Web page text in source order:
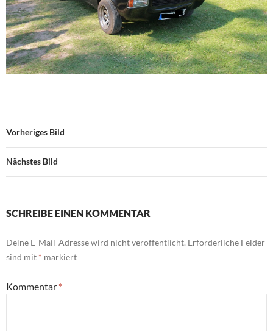
Vorheriges Bild
Nächstes Bild
SCHREIBE EINEN KOMMENTAR
Deine E-Mail-Adresse wird nicht veröffentlicht. Erforderliche Felder
sind mit * markiert
Kommentar *